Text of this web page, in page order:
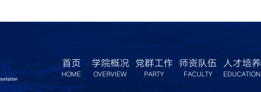
首页
HOME
学院概况
OVERVIEW
党群工作
PARTY
师资队伍
FACULTY
人才培养
EDUCATION